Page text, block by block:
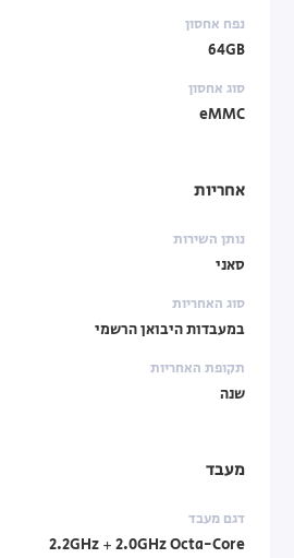
נפח אחסון
64GB
סוג אחסון
eMMC
אחריות
נותן השירות
סאני
סוג האחריות
במעבדות היבואן הרשמי
תקופת האחריות
שנה
מעבד
דגם מעבד
2.2GHz + 2.0GHz Octa-Core